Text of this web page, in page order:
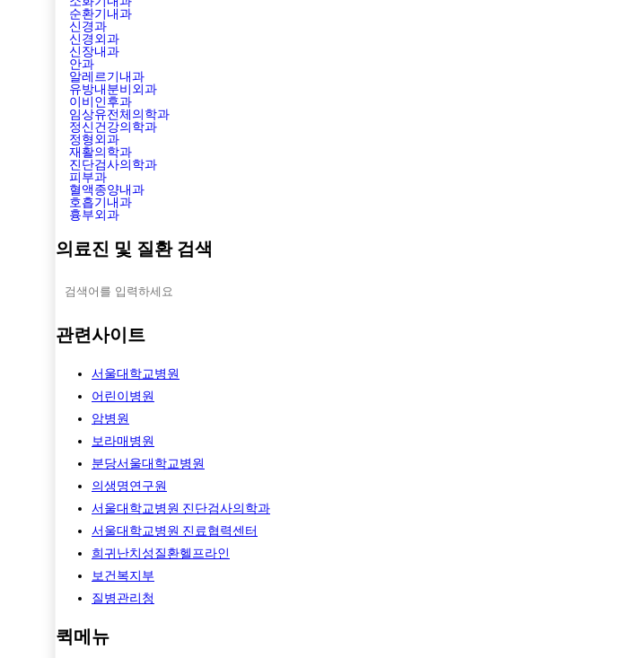
순환기내과
신경과
신경외과
신장내과
안과
알레르기내과
유방내분비외과
이비인후과
임상유전체의학과
정신건강의학과
정형외과
재활의학과
진단검사의학과
피부과
혈액종양내과
호흡기내과
흉부외과
의료진 및 질환 검색
관련사이트
서울대학교병원
어린이병원
암병원
보라매병원
분당서울대학교병원
의생명연구원
서울대학교병원 진단검사의학과
서울대학교병원 진료협력센터
희귀난치성질환헬프라인
보건복지부
질병관리청
퀵메뉴